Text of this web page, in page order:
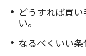
どうすれば買
い。
なるべくいい条